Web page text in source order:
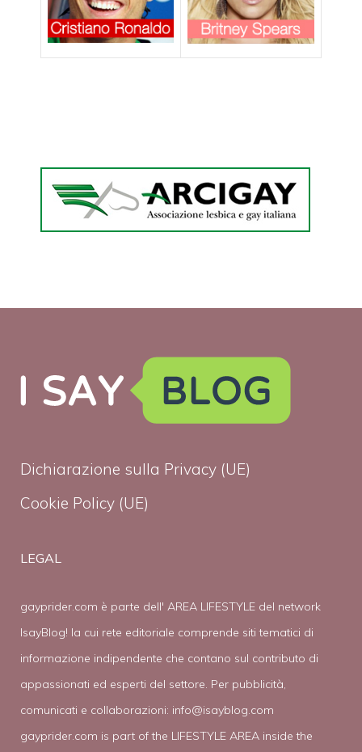
Dichiarazione sulla Privacy (UE)
Cookie Policy (UE)
LEGAL
gayprider.com è parte dell' AREA LIFESTYLE del network
IsayBlog! la cui rete editoriale comprende siti tematici di
informazione indipendente che contano sul contributo di
appassionati ed esperti del settore. Per pubblicità,
comunicati e collaborazioni: info@isayblog.com
gayprider.com is part of the LIFESTYLE AREA inside the